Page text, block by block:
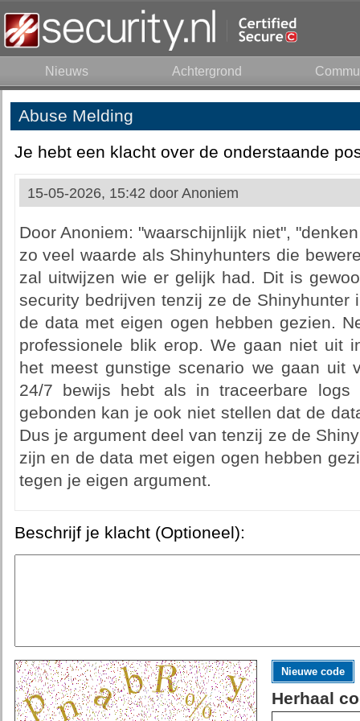
Nieuws Achtergrond
Abuse Melding
Je hebt een klacht over de onderstaande
15-05-2026, 15:42 door Anoniem
Door Anoniem: "waarschijnlijk niet",
zo veel waarde als Shinyhunters die
zal uitwijzen wie er gelijk had. Dit is
security bedrijven tenzij ze de Shinyhunter
de data met eigen ogen hebben gezien.
professionele blik erop. We gaan niet uit
het meest gunstige scenario we gaan uit
24/7 bewijs hebt als in traceerbare
gebonden kan je ook niet stellen dat de
Dus je argument deel van tenzij ze de
zijn en de data met eigen ogen hebben
tegen je eigen argument.
Beschrijf je klacht (Optioneel):
Nieuwe code
Herhaal